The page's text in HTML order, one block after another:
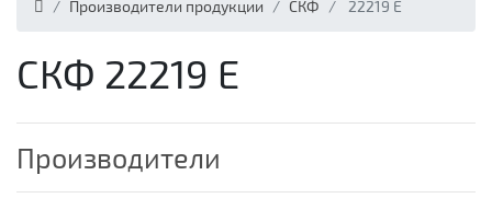
Производители продукции СКФ 22219 E
СКФ 22219 E
Производители